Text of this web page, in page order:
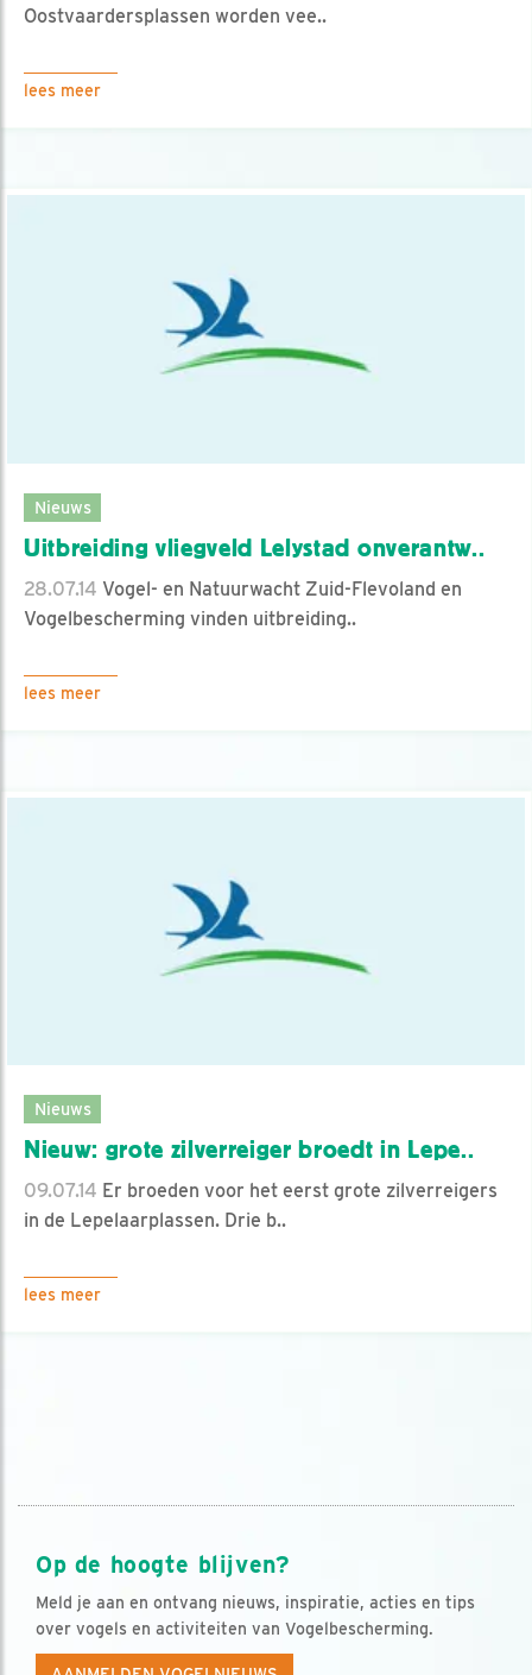
Oostvaardersplassen worden vee..
lees meer
Nieuws
Uitbreiding vliegveld Lelystad onverantw..
28.07.14 Vogel- en Natuurwacht Zuid-Flevoland en
Vogelbescherming vinden uitbreiding..
lees meer
Nieuws
Nieuw: grote zilverreiger broedt in Lepe..
09.07.14 Er broeden voor het eerst grote zilverreigers
in de Lepelaarplassen. Drie b..
lees meer
Op de hoogte blijven?
Meld je aan en ontvang nieuws, inspiratie, acties en tips
over vogels en activiteiten van Vogelbescherming.